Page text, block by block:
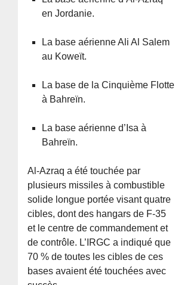
en Jordanie.
La base aérienne Ali Al Salem
au Koweït.
La base de la Cinquième Flotte
à Bahreïn.
La base aérienne d’Isa à
Bahreïn.
Al-Azraq a été touchée par
plusieurs missiles à combustible
solide longue portée visant quatre
cibles, dont des hangars de F-35
et le centre de commandement et
de contrôle. L’IRGC a indiqué que
70 % de toutes les cibles de ces
bases avaient été touchées avec